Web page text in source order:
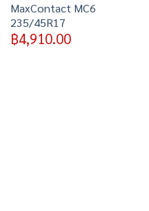
MaxContact MC6
235/45R17
฿4,910.00